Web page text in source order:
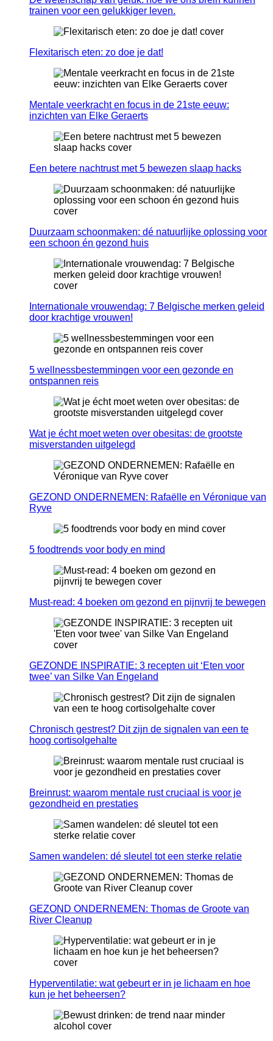
trainen voor een gelukkiger leven.
Flexitarisch eten: zo doe je dat!
Mentale veerkracht en focus in de 21ste eeuw:
inzichten van Elke Geraerts
Een betere nachtrust met 5 bewezen slaap hacks
Duurzaam schoonmaken: dé natuurlijke oplossing voor
een schoon én gezond huis
Internationale vrouwendag: 7 Belgische merken geleid
door krachtige vrouwen!
5 wellnessbestemmingen voor een gezonde en
ontspannen reis
Wat je écht moet weten over obesitas: de grootste
misverstanden uitgelegd
GEZOND ONDERNEMEN: Rafaëlle en Véronique van
Ryve
5 foodtrends voor body en mind
Must-read: 4 boeken om gezond en pijnvrij te bewegen
GEZONDE INSPIRATIE: 3 recepten uit ‘Eten voor
twee’ van Silke Van Engeland
Chronisch gestrest? Dit zijn de signalen van een te
hoog cortisolgehalte
Breinrust: waarom mentale rust cruciaal is voor je
gezondheid en prestaties
Samen wandelen: dé sleutel tot een sterke relatie
GEZOND ONDERNEMEN: Thomas de Groote van
River Cleanup
Hyperventilatie: wat gebeurt er in je lichaam en hoe
kun je het beheersen?